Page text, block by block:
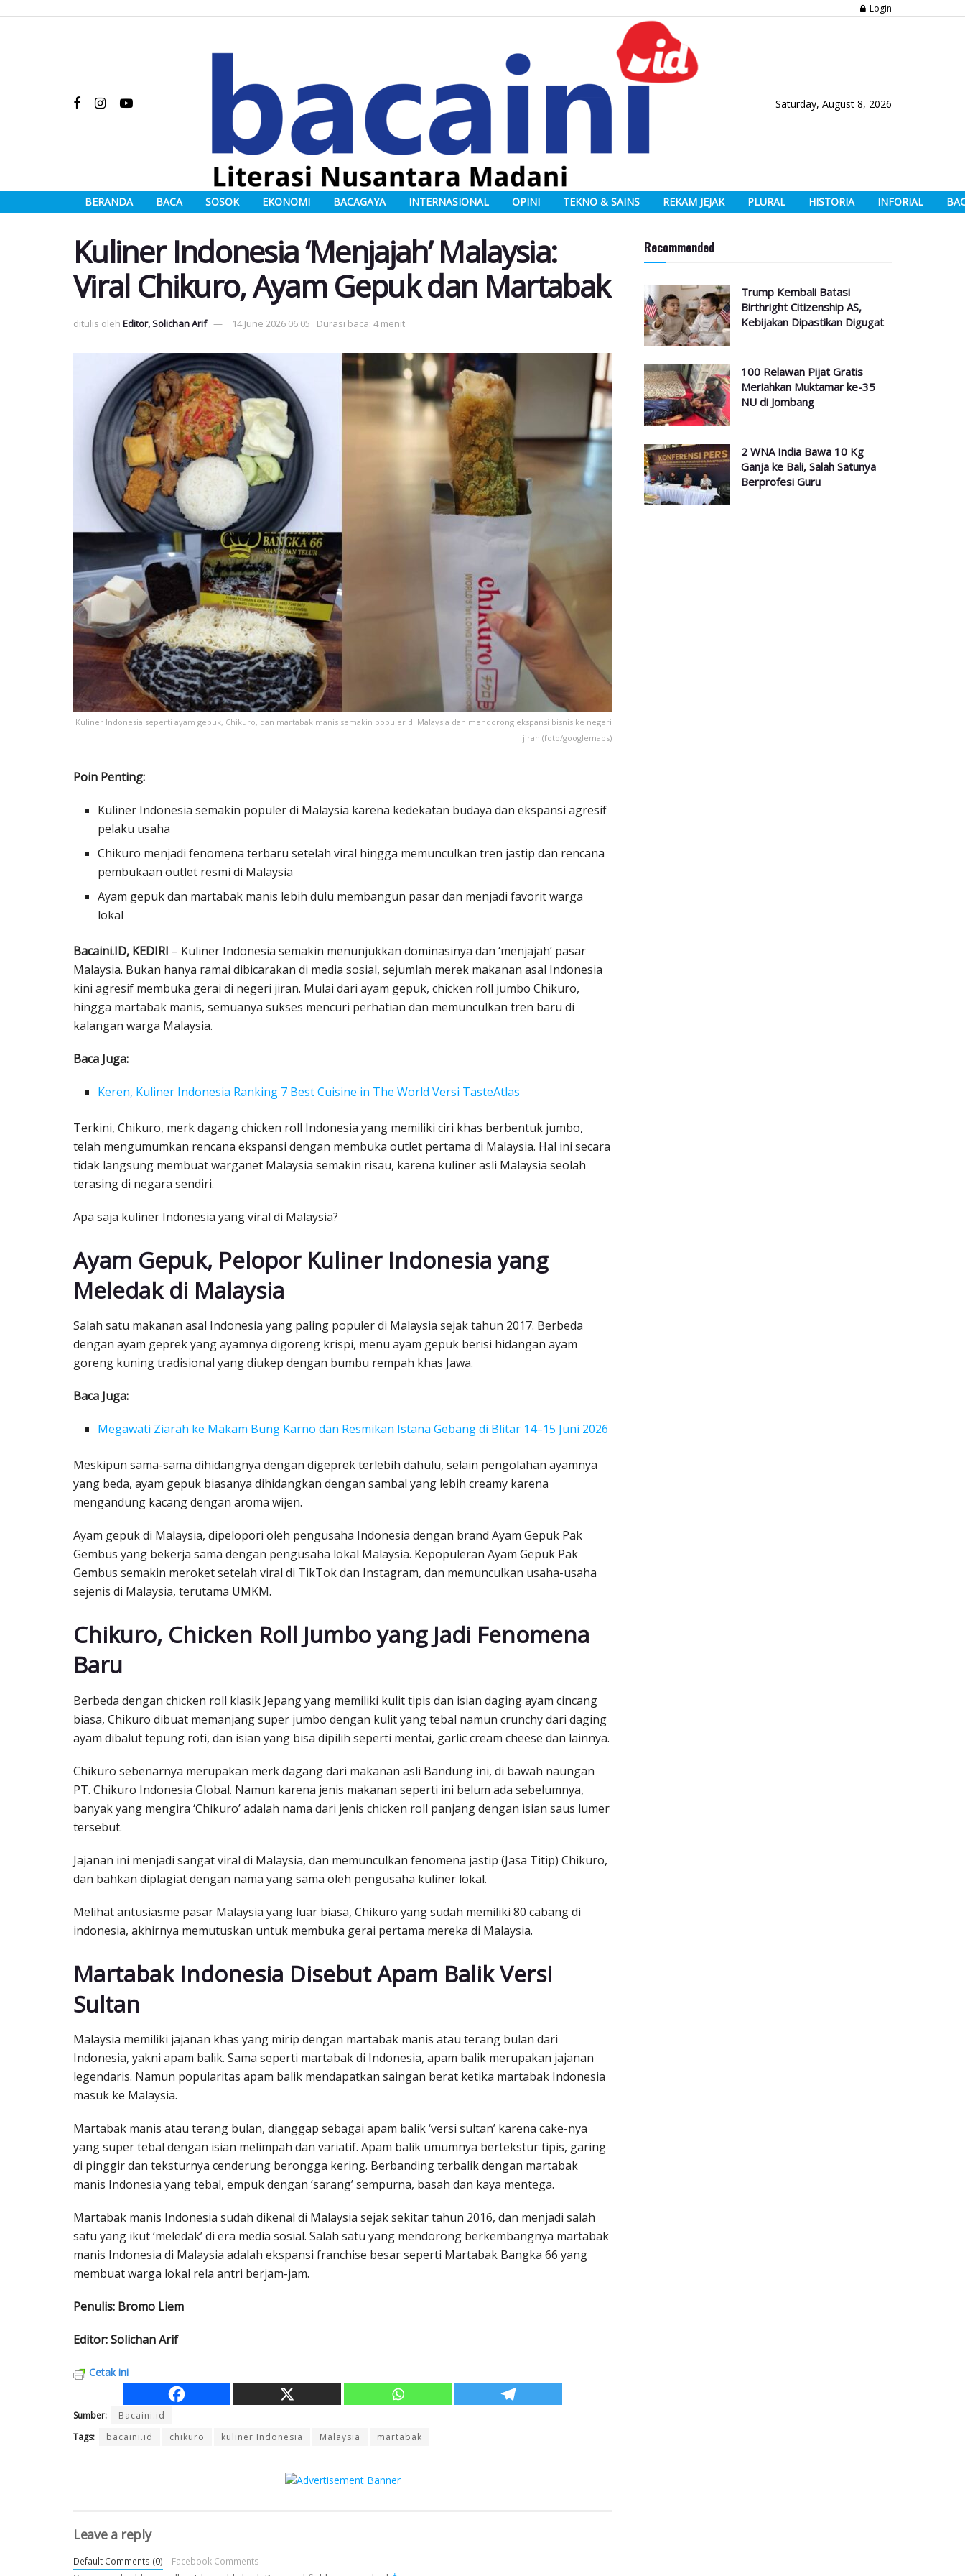
Login
Saturday, August 8, 2026
BERANDA BACA SOSOK EKONOMI BACAGAYA INTERNASIONAL OPINI TEKNO & SAINS REKAM JEJAK PLURAL HISTORIA INFORIAL
Kuliner Indonesia ‘Menjajah’ Malaysia:
Viral Chikuro, Ayam Gepuk dan Martabak
ditulis oleh Editor, Solichan Arif 14 June 2026 06:05 Durasi baca: 4 menit
Kuliner Indonesia seperti ayam gepuk, Chikuro, dan martabak manis semakin populer di Malaysia dan mendorong ekspansi bisnis ke negeri
jiran (foto/googlemaps)
Poin Penting:
Kuliner Indonesia semakin populer di Malaysia karena kedekatan budaya dan ekspansi agresif
pelaku usaha
Chikuro menjadi fenomena terbaru setelah viral hingga memunculkan tren jastip dan rencana
pembukaan outlet resmi di Malaysia
Ayam gepuk dan martabak manis lebih dulu membangun pasar dan menjadi favorit warga
lokal
Bacaini.ID, KEDIRI – Kuliner Indonesia semakin menunjukkan dominasinya dan ‘menjajah’ pasar
Malaysia. Bukan hanya ramai dibicarakan di media sosial, sejumlah merek makanan asal Indonesia
kini agresif membuka gerai di negeri jiran. Mulai dari ayam gepuk, chicken roll jumbo Chikuro,
hingga martabak manis, semuanya sukses mencuri perhatian dan memunculkan tren baru di
kalangan warga Malaysia.
Baca Juga:
Keren, Kuliner Indonesia Ranking 7 Best Cuisine in The World Versi TasteAtlas
Terkini, Chikuro, merk dagang chicken roll Indonesia yang memiliki ciri khas berbentuk jumbo,
telah mengumumkan rencana ekspansi dengan membuka outlet pertama di Malaysia. Hal ini secara
tidak langsung membuat warganet Malaysia semakin risau, karena kuliner asli Malaysia seolah
terasing di negara sendiri.
Apa saja kuliner Indonesia yang viral di Malaysia?
Ayam Gepuk, Pelopor Kuliner Indonesia yang
Meledak di Malaysia
Salah satu makanan asal Indonesia yang paling populer di Malaysia sejak tahun 2017. Berbeda
dengan ayam geprek yang ayamnya digoreng krispi, menu ayam gepuk berisi hidangan ayam
goreng kuning tradisional yang diukep dengan bumbu rempah khas Jawa.
Baca Juga:
Megawati Ziarah ke Makam Bung Karno dan Resmikan Istana Gebang di Blitar 14–15 Juni 2026
Meskipun sama-sama dihidangnya dengan digeprek terlebih dahulu, selain pengolahan ayamnya
yang beda, ayam gepuk biasanya dihidangkan dengan sambal yang lebih creamy karena
mengandung kacang dengan aroma wijen.
Ayam gepuk di Malaysia, dipelopori oleh pengusaha Indonesia dengan brand Ayam Gepuk Pak
Gembus yang bekerja sama dengan pengusaha lokal Malaysia. Kepopuleran Ayam Gepuk Pak
Gembus semakin meroket setelah viral di TikTok dan Instagram, dan memunculkan usaha-usaha
sejenis di Malaysia, terutama UMKM.
Chikuro, Chicken Roll Jumbo yang Jadi Fenomena
Baru
Berbeda dengan chicken roll klasik Jepang yang memiliki kulit tipis dan isian daging ayam cincang
biasa, Chikuro dibuat memanjang super jumbo dengan kulit yang tebal namun crunchy dari daging
ayam dibalut tepung roti, dan isian yang bisa dipilih seperti mentai, garlic cream cheese dan lainnya.
Chikuro sebenarnya merupakan merk dagang dari makanan asli Bandung ini, di bawah naungan
PT. Chikuro Indonesia Global. Namun karena jenis makanan seperti ini belum ada sebelumnya,
banyak yang mengira ‘Chikuro’ adalah nama dari jenis chicken roll panjang dengan isian saus lumer
tersebut.
Jajanan ini menjadi sangat viral di Malaysia, dan memunculkan fenomena jastip (Jasa Titip) Chikuro,
dan bahkan diplagiat dengan nama yang sama oleh pengusaha kuliner lokal.
Melihat antusiasme pasar Malaysia yang luar biasa, Chikuro yang sudah memiliki 80 cabang di
indonesia, akhirnya memutuskan untuk membuka gerai pertama mereka di Malaysia.
Martabak Indonesia Disebut Apam Balik Versi
Sultan
Malaysia memiliki jajanan khas yang mirip dengan martabak manis atau terang bulan dari
Indonesia, yakni apam balik. Sama seperti martabak di Indonesia, apam balik merupakan jajanan
legendaris. Namun popularitas apam balik mendapatkan saingan berat ketika martabak Indonesia
masuk ke Malaysia.
Martabak manis atau terang bulan, dianggap sebagai apam balik ‘versi sultan’ karena cake-nya
yang super tebal dengan isian melimpah dan variatif. Apam balik umumnya bertekstur tipis, garing
di pinggir dan teksturnya cenderung berongga kering. Berbanding terbalik dengan martabak
manis Indonesia yang tebal, empuk dengan ‘sarang’ sempurna, basah dan kaya mentega.
Martabak manis Indonesia sudah dikenal di Malaysia sejak sekitar tahun 2016, dan menjadi salah
satu yang ikut ‘meledak’ di era media sosial. Salah satu yang mendorong berkembangnya martabak
manis Indonesia di Malaysia adalah ekspansi franchise besar seperti Martabak Bangka 66 yang
membuat warga lokal rela antri berjam-jam.
Penulis: Bromo Liem
Editor: Solichan Arif
Cetak ini
Sumber:
Bacaini.id
Tags:
bacaini.id chikuro kuliner Indonesia Malaysia martabak
Leave a reply
Default Comments (0) Facebook Comments
Recommended
Trump Kembali Batasi
Birthright Citizenship AS,
Kebijakan Dipastikan Digugat
100 Relawan Pijat Gratis
Meriahkan Muktamar ke-35
NU di Jombang
2 WNA India Bawa 10 Kg
Ganja ke Bali, Salah Satunya
Berprofesi Guru